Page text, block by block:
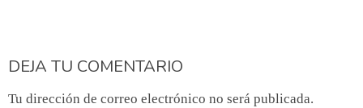
DEJA TU COMENTARIO
Tu dirección de correo electrónico no será publicada.